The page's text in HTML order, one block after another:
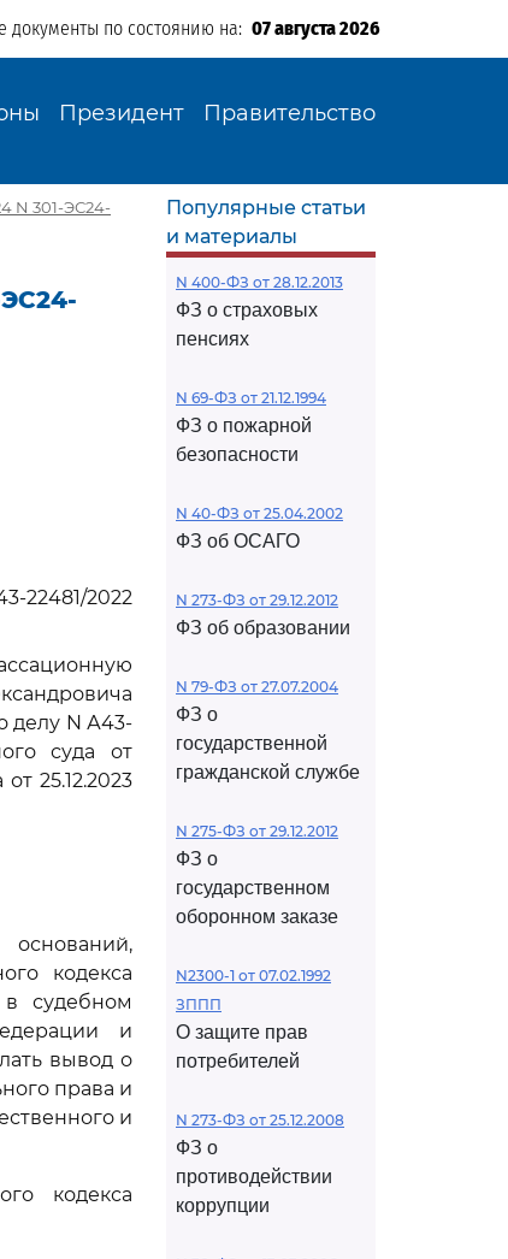
документы по состоянию на: 07 августа 2026
Президент Правительство
N 301-ЭС24-
22481/2022
делу N А43-
суда от
25.12.2023
кодекса
судебном
и
вывод о
права и
и
кодекса
Популярные статьи
и материалы
N 400-ФЗ от 28.12.2013
ФЗ о страховых
пенсиях
N 69-ФЗ от 21.12.1994
ФЗ о пожарной
безопасности
N 40-ФЗ от 25.04.2002
ФЗ об ОСАГО
N 273-ФЗ от 29.12.2012
ФЗ об образовании
N 79-ФЗ от 27.07.2004
ФЗ о
государственной
гражданской службе
N 275-ФЗ от 29.12.2012
ФЗ о
государственном
оборонном заказе
N2300-1 от 07.02.1992
ЗППП
О защите прав
потребителей
N 273-ФЗ от 25.12.2008
ФЗ о
противодействии
коррупции